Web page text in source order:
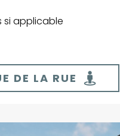
si applicable
DE LA RUE